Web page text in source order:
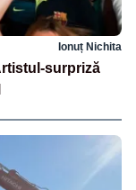
Ionuț Nichita
surpriză